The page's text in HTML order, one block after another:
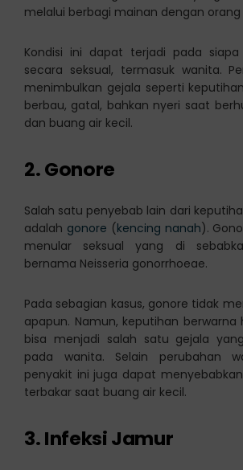
melalui berbagi mainan dengan
Kondisi ini dapat terjadi pada
secara seksual, termasuk wanita.
menimbulkan gejala seperti
berbau, gatal, bahkan nyeri saat
dan buang air kecil.
2. Gonore
Salah satu penyebab lain dari
adalah gonore (kencing nanah).
menular seksual yang di
bernama Neisseria gonorrhoeae.
Pada sebagian kasus, gonore tidak
apapun. Namun, keputihan berwarna
bisa menjadi salah satu gejala
pada wanita. Selain perubahan
penyakit ini juga dapat
terbakar saat buang air kecil.
3. Infeksi Jamur